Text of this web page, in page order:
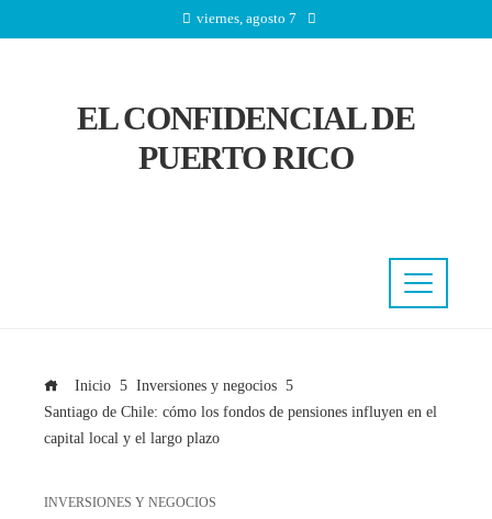
viernes, agosto 7
EL CONFIDENCIAL DE
PUERTO RICO
Inicio
Inversiones y negocios
Santiago de Chile: cómo los fondos de pensiones influyen en el
capital local y el largo plazo
INVERSIONES Y NEGOCIOS